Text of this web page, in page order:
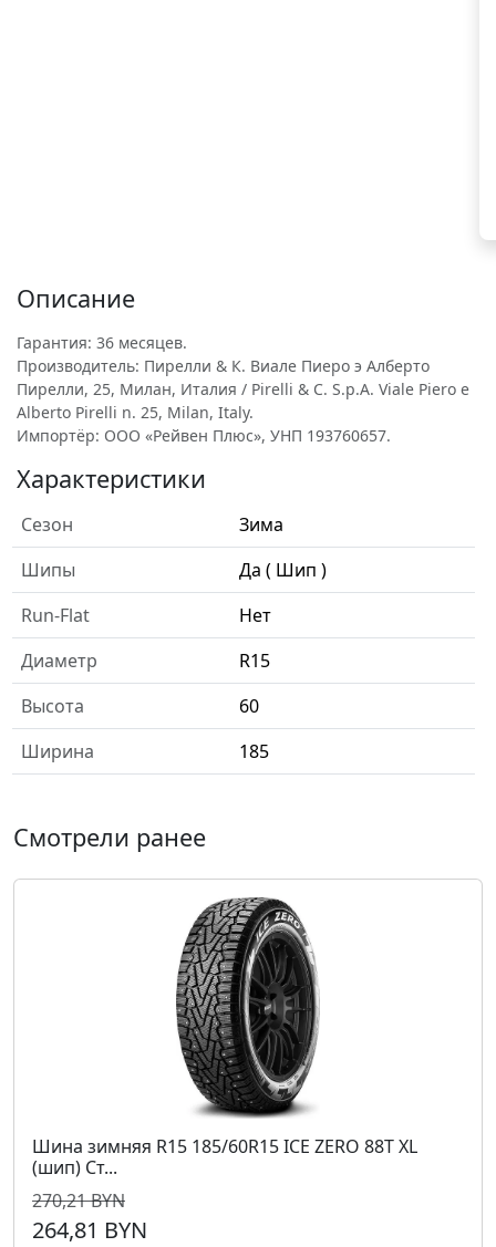
Описание
Гарантия: 36 месяцев.
Производитель: Пирелли & К. Виале Пиеро э Алберто
Пирелли, 25, Милан, Италия / Pirelli & C. S.p.A. Viale Piero e
Alberto Pirelli n. 25, Milan, Italy.
Импортёр: ООО «Рейвен Плюс», УНП 193760657.
Характеристики
Сезон
Зима
Шипы
Да ( Шип )
Run-Flat
Нет
Диаметр
R15
Высота
60
Ширина
185
Смотрели ранее
Шина зимняя R15 185/60R15 ICE ZERO 88T XL
(шип) Ст...
270,21 BYN
264,81 BYN